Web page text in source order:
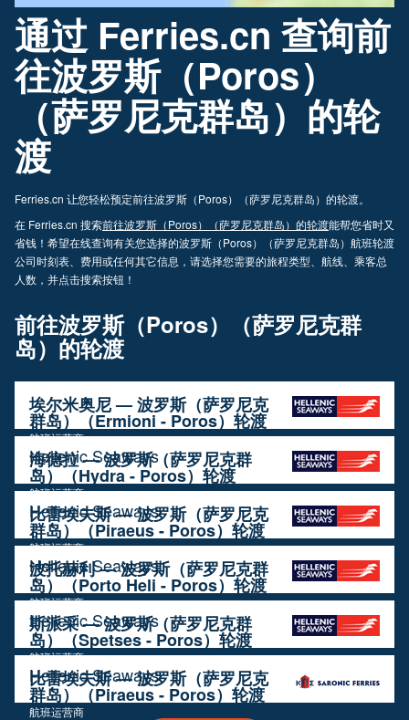
通过 Ferries.cn 查询前
往波罗斯（Poros）
（萨罗尼克群岛）的轮
渡
Ferries.cn 让您轻松预定前往波罗斯（Poros）（萨罗尼克群岛）的轮渡。
在 Ferries.cn 搜索前往波罗斯（Poros）（萨罗尼克群岛）的轮渡能帮您省时又
省钱！希望在线查询有关您选择的波罗斯（Poros）（萨罗尼克群岛）航班轮渡
公司时刻表、费用或任何其它信息，请选择您需要的旅程类型、航线、乘客总
人数，并点击搜索按钮！
前往波罗斯（Poros）（萨罗尼克群
岛）的轮渡
埃尔米奥尼 — 波罗斯（萨罗尼克
群岛）（Ermioni - Poros）轮渡
航班运营商
Hellenic Seaways
海德拉 — 波罗斯（萨罗尼克群
岛）（Hydra - Poros）轮渡
航班运营商
Hellenic Seaways
比雷埃夫斯 — 波罗斯（萨罗尼克
群岛）（Piraeus - Poros）轮渡
航班运营商
Hellenic Seaways
波托赫利 — 波罗斯（萨罗尼克群
岛）（Porto Heli - Poros）轮渡
航班运营商
Hellenic Seaways
斯派采 — 波罗斯（萨罗尼克群
岛）（Spetses - Poros）轮渡
航班运营商
Hellenic Seaways
比雷埃夫斯 — 波罗斯（萨罗尼克
群岛）（Piraeus - Poros）轮渡
航班运营商